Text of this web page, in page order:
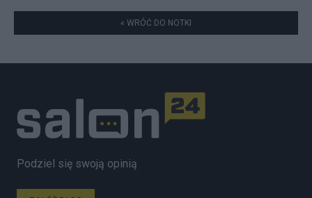
« WRÓĆ DO NOTKI
Podziel się swoją opinią